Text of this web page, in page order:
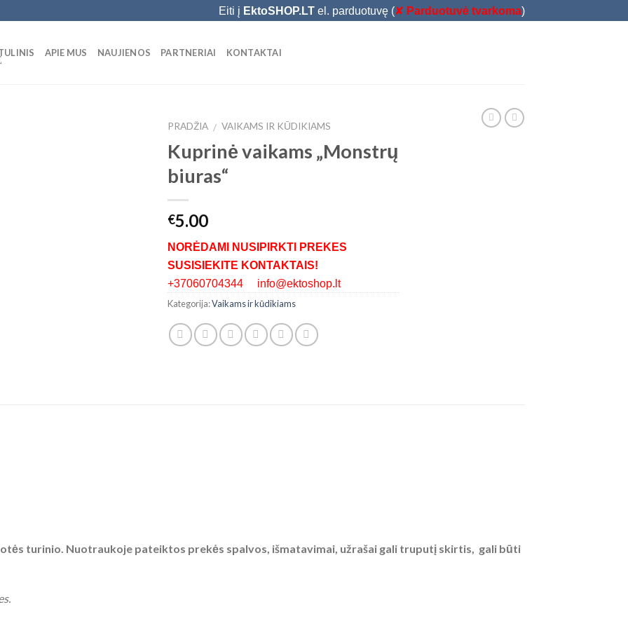
Eiti į EktoSHOP.LT el. parduotuvę (✘ Parduotuvė tvarkoma)
APIE MUS NAUJIENOS PARTNERIAI KONTAKTAI
PRADŽIA / VAIKAMS IR KŪDIKIAMS
Kuprinė vaikams „Monstrų
biuras“
€5.00
NORĖDAMI NUSIPIRKTI PREKES
SUSISIEKITE KONTAKTAIS!
+37060704344 info@ektoshop.lt
Kategorija:Vaikams ir kūdikiams
turinio. Nuotraukoje pateiktos prekės spalvos, išmatavimai, užrašai gali truputį skirtis, gali būti